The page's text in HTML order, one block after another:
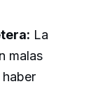
La
malas